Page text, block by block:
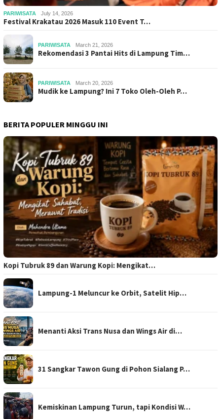
PARIWISATA July 14, 2026
Festival Krakatau 2026 Masuk 110 Event T…
PARIWISATA March 21, 2026
Rekomendasi 3 Pantai Hits di Lampung Tim…
PARIWISATA March 20, 2026
Mudik ke Lampung? Ini 7 Toko Oleh-Oleh P…
BERITA POPULER MINGGU INI
Kopi Tubruk 89 dan Warung Kopi: Mengikat…
Lampung-1 Meluncur ke Orbit, Satelit Hip…
Menanti Aksi Trans Nusa dan Wings Air di…
31 Sangkar Tawon Gung di Pohon Sialang P…
Kemiskinan Lampung Turun, tapi Kondisi W…